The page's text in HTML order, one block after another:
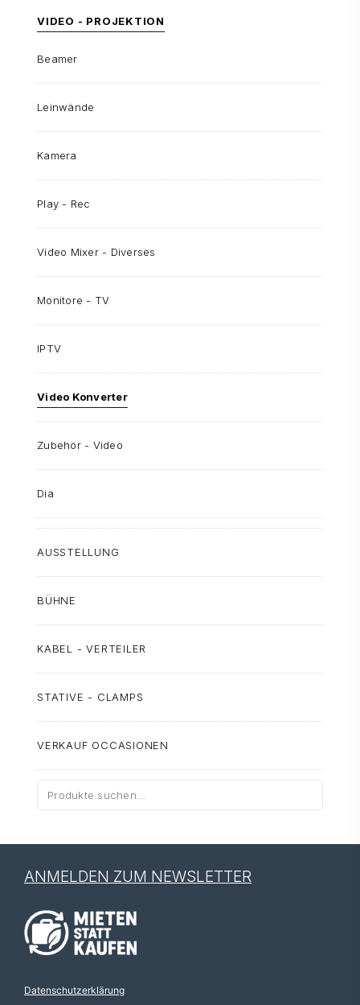
VIDEO - PROJEKTION
Beamer
Leinwände
Kamera
Play - Rec
Video Mixer - Diverses
Monitore - TV
IPTV
Video Konverter
Zubehör - Video
Dia
AUSSTELLUNG
BÜHNE
KABEL - VERTEILER
STATIVE - CLAMPS
VERKAUF OCCASIONEN
Suche
nach:
ANMELDEN ZUM NEWSLETTER
Datenschutzerklärung